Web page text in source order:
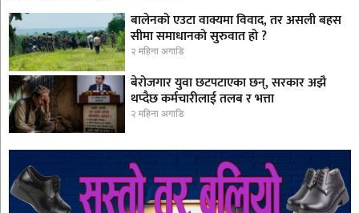
बालेनको एउटा वाक्यमा विवाद, तर असली बहस
सीमा समाधानको सुरुवात हो ?
२ महिना अगाडि
बेरोजगार युवा छटपटाएका छन्, सरकार अझै
थप्दैछ कर्मचारीलाई तलब र भत्ता
२ महिना अगाडि